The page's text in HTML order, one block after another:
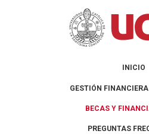
INICIO
GESTIÓN
BECAS Y
PREGUNTAS